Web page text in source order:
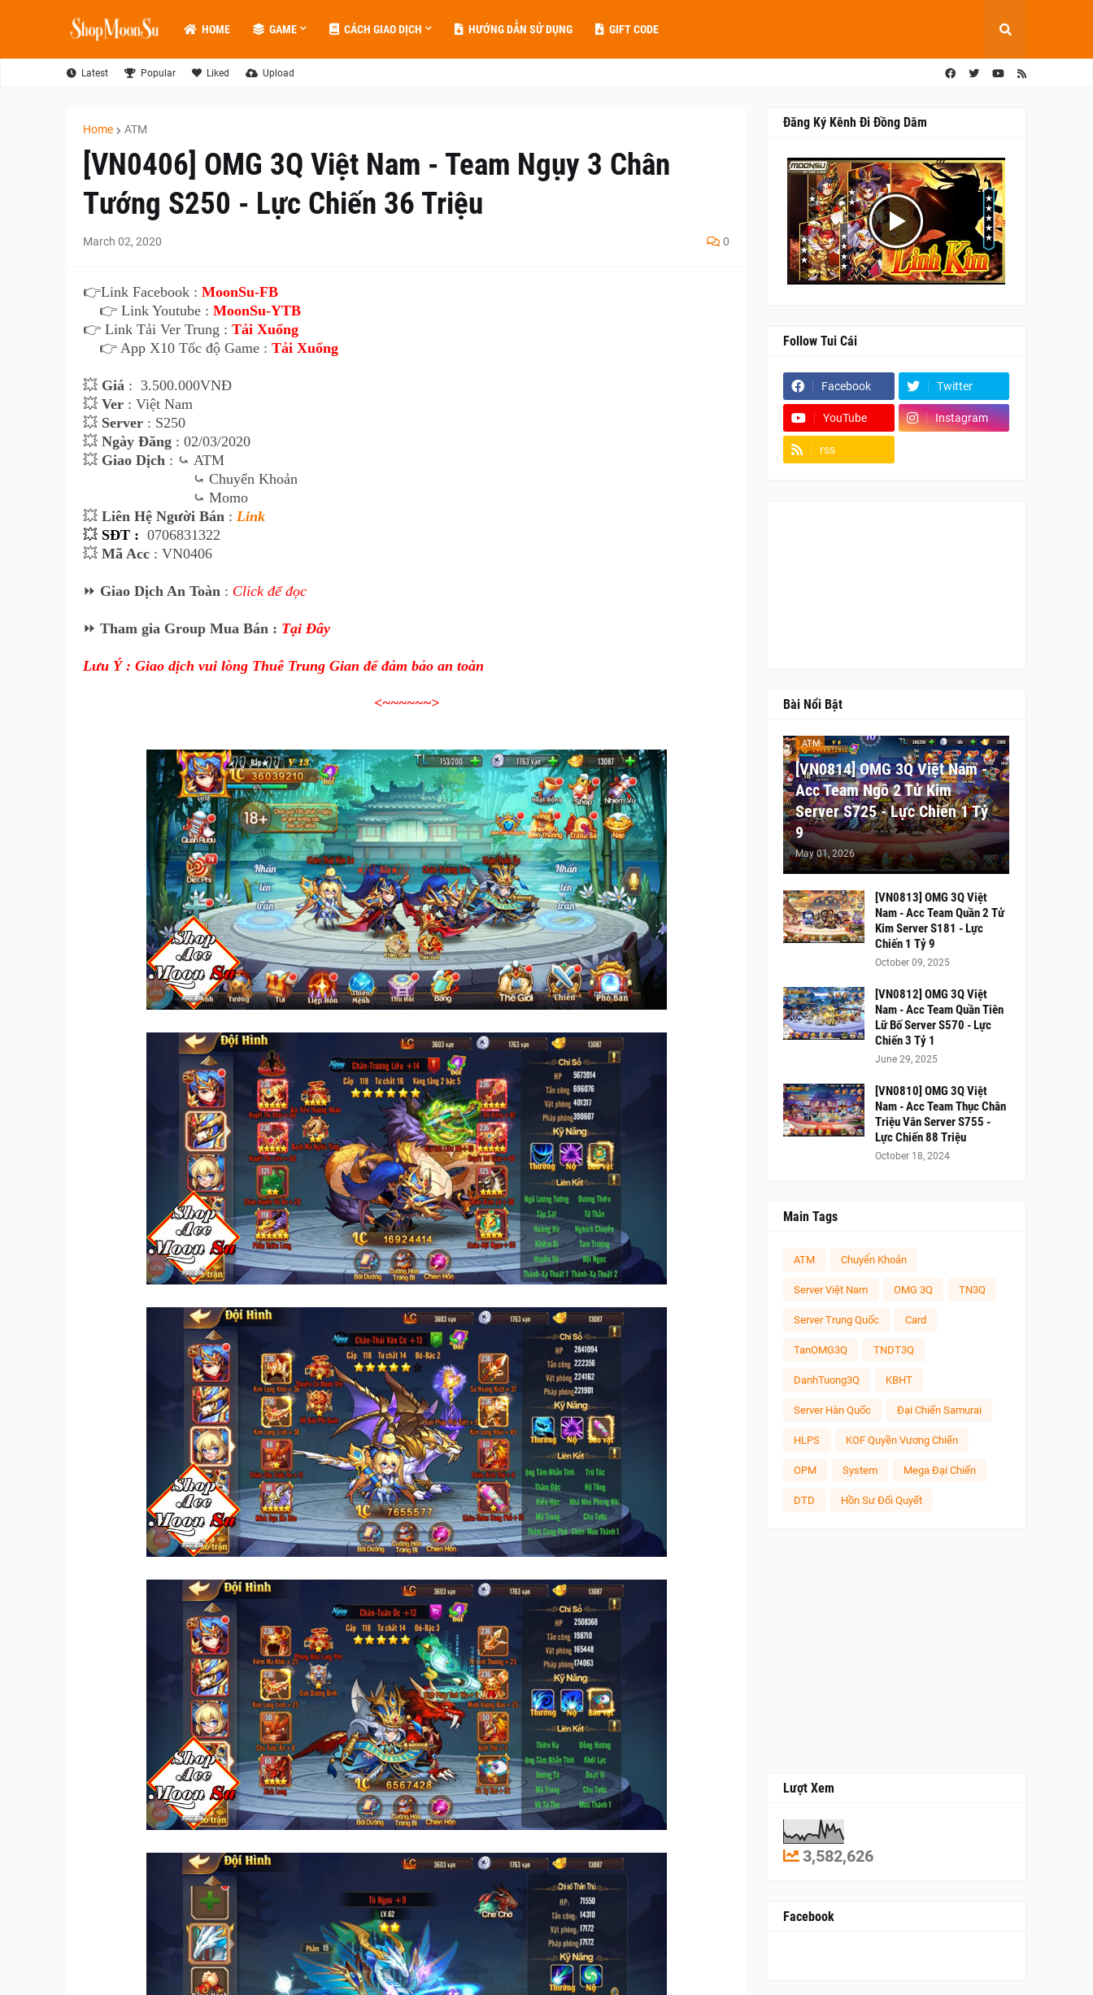
HOME GAME CÁCH GIAO DỊCH HƯỚNG DẪN SỬ DỤNG GIFT CODE
Latest Popular Liked Upload
Home ATM
[VN0406] OMG 3Q Việt Nam - Team Ngụy 3 Chân
Tướng S250 - Lực Chiến 36 Triệu
March 02, 2020 0
👉Link Facebook : MoonSu-FB
👉 Link Youtube : MoonSu-YTB
👉 Link Tải Ver Trung : Tải Xuống
👉 App X10 Tốc độ Game : Tải Xuống
💥 Giá : 3.500.000VNĐ
💥 Ver : Việt Nam
💥 Server : S250
💥 Ngày Đăng : 02/03/2020
💥 Giao Dịch : ⤿ ATM
⤿ Chuyển Khoản
⤿ Momo
💥 Liên Hệ Người Bán : Link
💥 SĐT : 0706831322
💥 Mã Acc : VN0406
⏩ Giao Dịch An Toàn : Click để đọc
⏩ Tham gia Group Mua Bán : Tại Đây
Lưu Ý : Giao dịch vui lòng Thuê Trung Gian để đảm bảo an toàn
<~~~~~~>
Đăng Ký Kênh Đi Đồng Dâm
Follow Tui Cái
Facebook Twitter
YouTube Instagram
rss
Bài Nổi Bật
ATM
[VN0814] OMG 3Q Việt Nam -
Acc Team Ngô 2 Tử Kim
Server S725 - Lực Chiến 1 Tỷ
9
May 01, 2026
[VN0813] OMG 3Q Việt
Nam - Acc Team Quần 2 Tử
Kim Server S181 - Lực
Chiến 1 Tỷ 9
October 09, 2025
[VN0812] OMG 3Q Việt
Nam - Acc Team Quần Tiên
Lữ Bố Server S570 - Lực
Chiến 3 Tỷ 1
June 29, 2025
[VN0810] OMG 3Q Việt
Nam - Acc Team Thục Chân
Triệu Vân Server S755 -
Lực Chiến 88 Triệu
October 18, 2024
Main Tags
ATM Chuyển Khoản
Server Việt Nam OMG 3Q TN3Q
Server Trung Quốc Card
TanOMG3Q TNDT3Q
DanhTuong3Q KBHT
Server Hàn Quốc Đại Chiến Samurai
HLPS KOF Quyền Vương Chiến
OPM System Mega Đại Chiến
DTD Hồn Sư Đối Quyết
Lượt Xem
3,582,626
Facebook